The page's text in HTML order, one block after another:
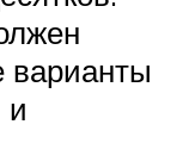
варианты
и